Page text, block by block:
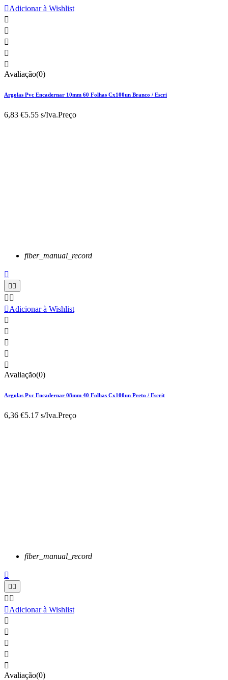
Adicionar à Wishlist





Avaliação(0)
Argolas Pvc Encadernar 10mm 60 Folhas Cx100un Branco / Escri
6,83 €5.55 s/Iva.Preço
fiber_manual_record

 
 
Adicionar à Wishlist





Avaliação(0)
Argolas Pvc Encadernar 08mm 40 Folhas Cx100un Preto / Escrit
6,36 €5.17 s/Iva.Preço
fiber_manual_record

 
 
Adicionar à Wishlist





Avaliação(0)